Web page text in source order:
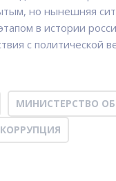
но нынешняя
в истории
с политической
МИНИСТЕРСТВО
КОРРУПЦИЯ